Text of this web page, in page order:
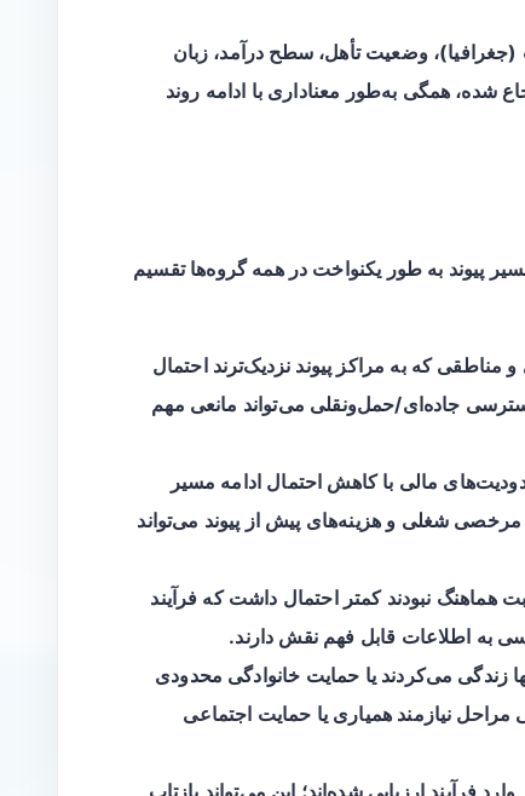
وضعیت تأهل، سطح درآمد، زبان
شده، همگی به‌طور معناداری با ادامه روند
پیوند به طور یکنواخت در همه گروه‌ها تقسیم
مناطقی که به مراکز پیوند نزدیک‌ترند احتمال
جاده‌ای/حمل‌ونقلی می‌تواند مانعی مهم
مالی با کاهش احتمال ادامه مسیر
مرخصی شغلی و هزینه‌های پیش از پیوند می‌تواند
هماهنگ نبودند کمتر احتمال داشت که فرآیند
به اطلاعات قابل فهم نقش دارند.
زندگی می‌کردند یا حمایت خانوادگی محدودی
نیازمند همیاری یا حمایت اجتماعی